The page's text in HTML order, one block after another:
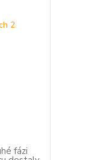
fázi